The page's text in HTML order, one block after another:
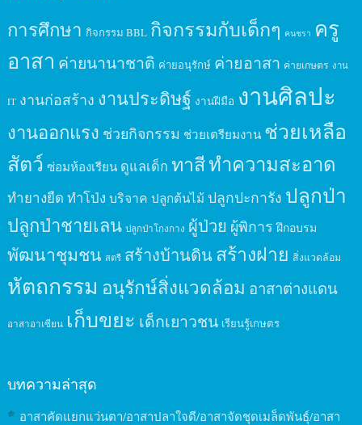
การศึกษา กิจกรรม BBL กิจกรรมกับเด็กๆ คนชรา ครู
อาสา ค่ายนานาชาติ ค่ายอนุรักษ์ ค่ายอาสา ค่ายเกษตร งาน
IT งานก่อสร้าง งานประดิษฐ์ งานฝีมือ งานศิลปะ
งานออกแรง ช่วยกิจกรรม ช่วยเตรียมงาน ช่วยเหลือ
สัตว์ ซ่อมห้องเรียน ดูแลเด็ก ทาสีทำความสะอาด
ทำยางยืด ทำโป่ง บริจาค ปลูกต้นไม้ ปลูกปะการัง ปลูกป่า
ปลูกป่าชายเลน ปลูกป่าโกงกาง ผู้ป่วย ผู้พิการ ฝึกอบรม
พัฒนาชุมชน สตรี สร้างบ้านดินสร้างฝาย สิ่งแวดล้อม
หัตถกรรม อนุรักษ์สิ่งแวดล้อม อาสาต่างแดน
อาสาอาเซียน เก็บขยะ เด็กเยาวชน เรียนรู้เกษตร
บทความล่าสุด
อาสาคัดแยกแว่นตา/อาสาปลาใจดี/อาสาจัดชุดเมล็ดพันธุ์/อาสา